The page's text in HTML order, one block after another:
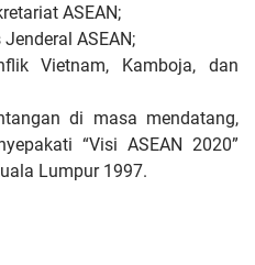
ASEAN;
ASEAN;
Vietnam, Kamboja, dan
di masa mendatang,
“Visi ASEAN 2020”
Lumpur 1997.